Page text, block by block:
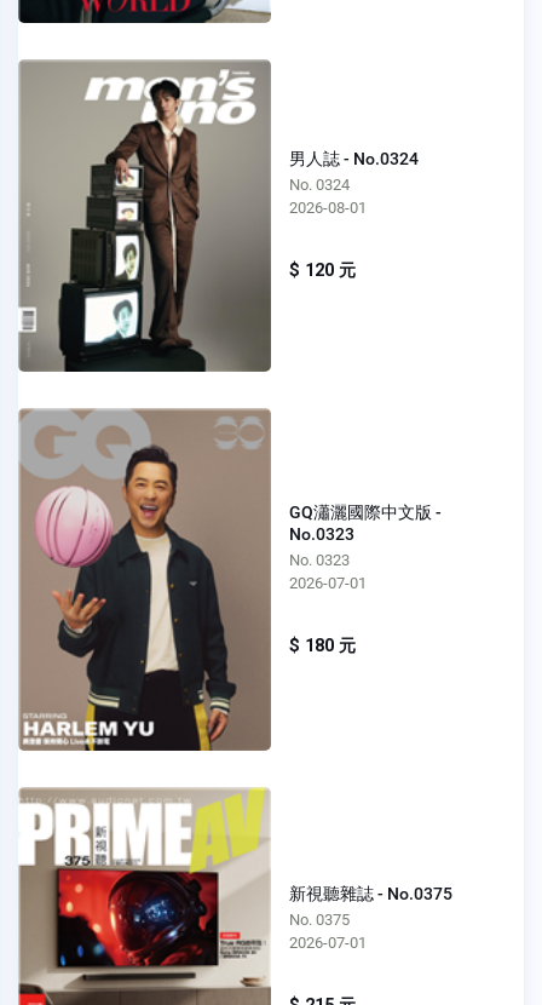
男人誌 - No.0324
No. 0324
2026-08-01
$ 120 元
GQ瀟灑國際中文版 -
No.0323
No. 0323
2026-07-01
$ 180 元
新視聽雜誌 - No.0375
No. 0375
2026-07-01